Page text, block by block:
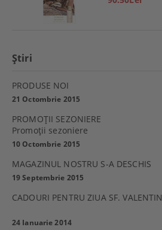
Ştiri
PRODUSE NOI
21 Octombrie 2015
PROMOŢII SEZONIERE
Promoţii sezoniere
10 Octombrie 2015
MAGAZINUL NOSTRU S-A DESCHIS
19 Septembrie 2015
CADOURI PENTRU ZIUA SF. VALENTIN
24 Ianuarie 2014